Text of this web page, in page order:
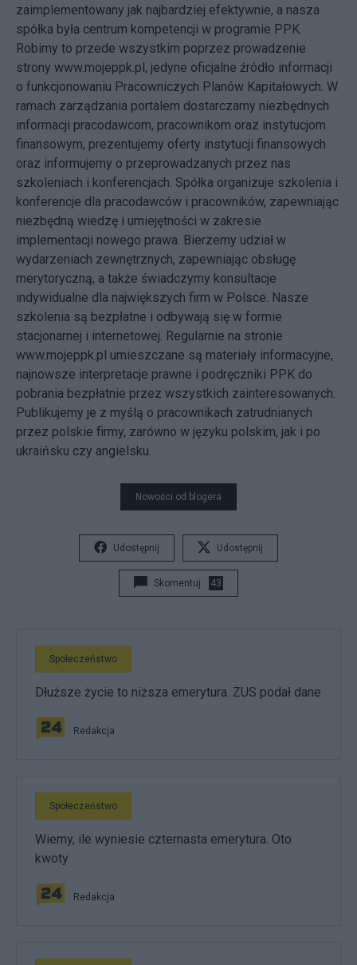
zaimplementowany jak najbardziej efektywnie, a nasza
spółka była centrum kompetencji w programie PPK.
Robimy to przede wszystkim poprzez prowadzenie
strony www.mojeppk.pl, jedyne oficjalne źródło informacji
o funkcjonowaniu Pracowniczych Planów Kapitałowych. W
ramach zarządzania portalem dostarczamy niezbędnych
informacji pracodawcom, pracownikom oraz instytucjom
finansowym, prezentujemy oferty instytucji finansowych
oraz informujemy o przeprowadzanych przez nas
szkoleniach i konferencjach. Spółka organizuje szkolenia i
konferencje dla pracodawców i pracowników, zapewniając
niezbędną wiedzę i umiejętności w zakresie
implementacji nowego prawa. Bierzemy udział w
wydarzeniach zewnętrznych, zapewniając obsługę
merytoryczną, a także świadczymy konsultacje
indywidualne dla największych firm w Polsce. Nasze
szkolenia są bezpłatne i odbywają się w formie
stacjonarnej i internetowej. Regularnie na stronie
www.mojeppk.pl umieszczane są materiały informacyjne,
najnowsze interpretacje prawne i podręczniki PPK do
pobrania bezpłatnie przez wszystkich zainteresowanych.
Publikujemy je z myślą o pracownikach zatrudnianych
przez polskie firmy, zarówno w języku polskim, jak i po
ukraińsku czy angielsku.
Nowości od blogera
Udostępnij Udostępnij
Skomentuj 43
Społeczeństwo
Dłuższe życie to niższa emerytura. ZUS podał dane
Redakcja
Społeczeństwo
Wiemy, ile wyniesie czternasta emerytura. Oto
kwoty
Redakcja